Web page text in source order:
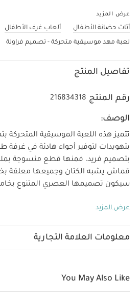
عرض المزيد
أثاث حضانة الأطفال
ألعاب غرف الأطفال
لعبة مهد موسيقية متحركة - تصميم فراولة
تفاصيل المنتج
رقم المنتج 216834318
الوصف:
تتميز هذه اللعبة الموسيقية المتحركة
بتهويدات لتوفير أجواء هادئة في غرفة
بتصميم فريد، فمنها قطع منسوجة
قماش يشبه الكتان وجميعها معلقة
سيكون تصميمها العصري المتنوع
على ذراع موسيقي.
ونقشات الفراولة وألوان فاتحة
تصميم فراولة وزهور تتوافق مع
عرض المزيد
معلومات العلامة التجارية
You May Also Like